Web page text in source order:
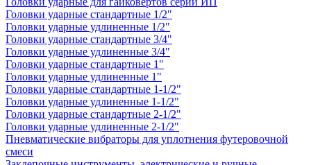
Головки ударные стандартные 1/2"
Головки ударные удлиненные 1/2"
Головки ударные стандартные 3/4"
Головки ударные удлиненные 3/4"
Головки ударные стандартные 1"
Головки ударные удлиненные 1"
Головки ударные стандартные 1-1/2"
Головки ударные удлиненные 1-1/2"
Головки ударные стандартные 2-1/2"
Головки ударные удлиненные 2-1/2"
Пневматические вибраторы для уплотнения футеровочной
смеси